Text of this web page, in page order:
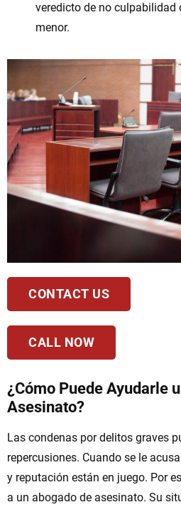
veredicto de no culpabilidad
menor.
CONTACT US
CALL NOW
¿Cómo Puede Ayudarle
Asesinato?
Las condenas por delitos graves
repercusiones. Cuando se le
y reputación están en juego. Por
a un abogado de asesinato. Su